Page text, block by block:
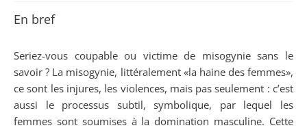
En bref
Seriez-vous coupable ou victime de misogynie sans le
savoir ? La misogynie, littéralement «la haine des femmes»,
ce sont les injures, les violences, mais pas seulement : c’est
aussi le processus subtil, symbolique, par lequel les
femmes sont soumises à la domination masculine. Cette